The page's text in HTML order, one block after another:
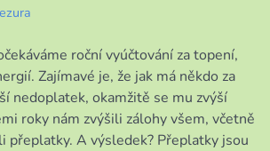
roční vyúčtování za topení,
Zajímavé je, že jak má někdo za
nedoplatek, okamžitě se mu zvýší
roky nám zvýšili zálohy všem, včetně
přeplatky. A výsledek? Přeplatky jsou